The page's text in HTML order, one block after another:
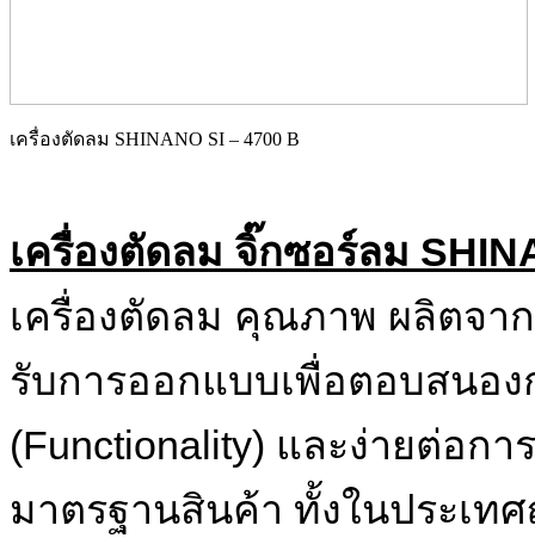
เครื่องตัดลม SHINANO SI – 4700 B
เครื่องตัดลม จิ๊กซอร์ลม
เครื่องตัดลม คุณภาพ ผลิตจา
รับการออกแบบเพื่อตอบสนอ
(Functionality) และง่ายต่อก
มาตรฐานสินค้า ทั้งในประเท